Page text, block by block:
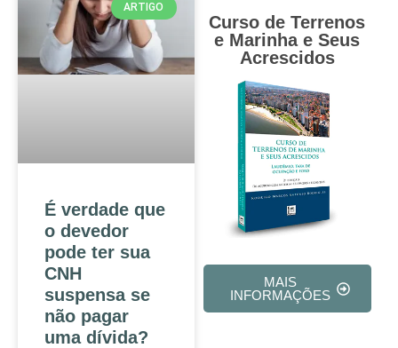
ARTIGO
É verdade que
o devedor
pode ter sua
CNH
suspensa se
não pagar
uma dívida?
Curso de Terrenos
e Marinha e Seus
Acrescidos
MAIS
INFORMAÇÕES